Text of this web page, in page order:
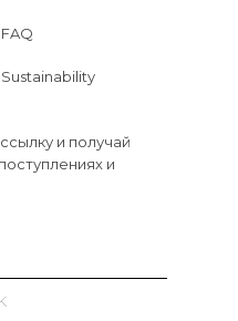
и получай
и
FAQ
Sustainability